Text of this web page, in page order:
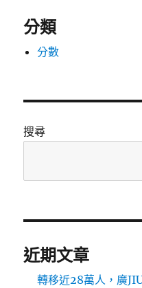
分類
分數
搜尋
近期文章
轉移近28萬人，廣